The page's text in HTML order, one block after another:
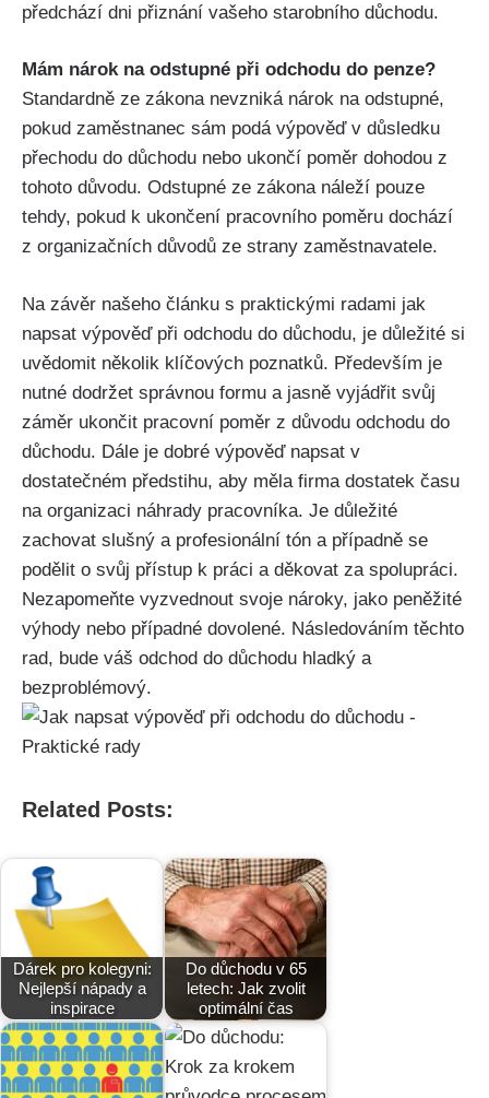
předchází dni přiznání vašeho starobního důchodu.
Mám nárok na odstupné při odchodu do penze?
Standardně ze zákona nevzniká nárok na odstupné,
pokud zaměstnanec sám podá výpověď v důsledku
přechodu do důchodu nebo ukončí poměr dohodou z
tohoto důvodu. Odstupné ze zákona náleží pouze
tehdy, pokud k ukončení pracovního poměru dochází
z organizačních důvodů ze strany zaměstnavatele.
Na závěr ​našeho článku s praktickými radami jak
napsat výpověď při odchodu do důchodu, je důležité si
uvědomit několik⁢ klíčových poznatků. Především je
⁢nutné dodržet správnou formu a jasně vyjádřit ⁣svůj
⁢záměr ukončit ⁤pracovní ⁤poměr z důvodu odchodu do
důchodu. Dále je dobré výpověď⁢ napsat v⁤
dostatečném předstihu, aby měla firma dostatek‌ času
na organizaci náhrady ‌pracovníka. Je ⁢důležité⁢
zachovat slušný a profesionální⁢ tón ‍a ⁢případně se
podělit⁣ o svůj ‌přístup k‌ práci a děkovat⁤ za spolupráci.
Nezapomeňte vyzvednout svoje‍ nároky, jako peněžité
výhody nebo ‍případné dovolené. Následováním těchto
rad, bude váš odchod do důchodu⁣ hladký a
bezproblémový.
Related Posts:
Dárek pro kolegyni:
Nejlepší nápady a
inspirace
Do důchodu v 65
letech: Jak zvolit
optimální čas